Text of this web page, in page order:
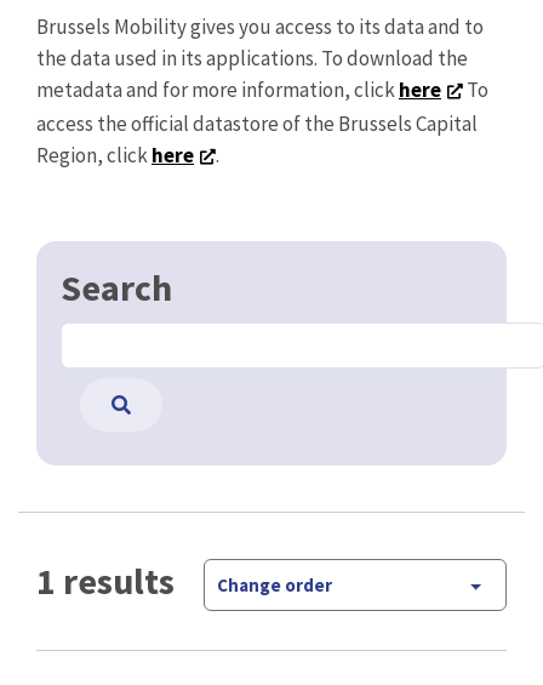
Brussels Mobility gives you access to its data and to
the data used in its applications. To download the
metadata and for more information, clickhere
To
access the official datastore of the Brussels Capital
Region, clickhere .
Search
1 results Change order